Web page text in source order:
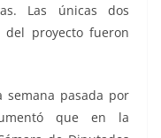
Las únicas dos
proyecto fueron
pasada por
que en la